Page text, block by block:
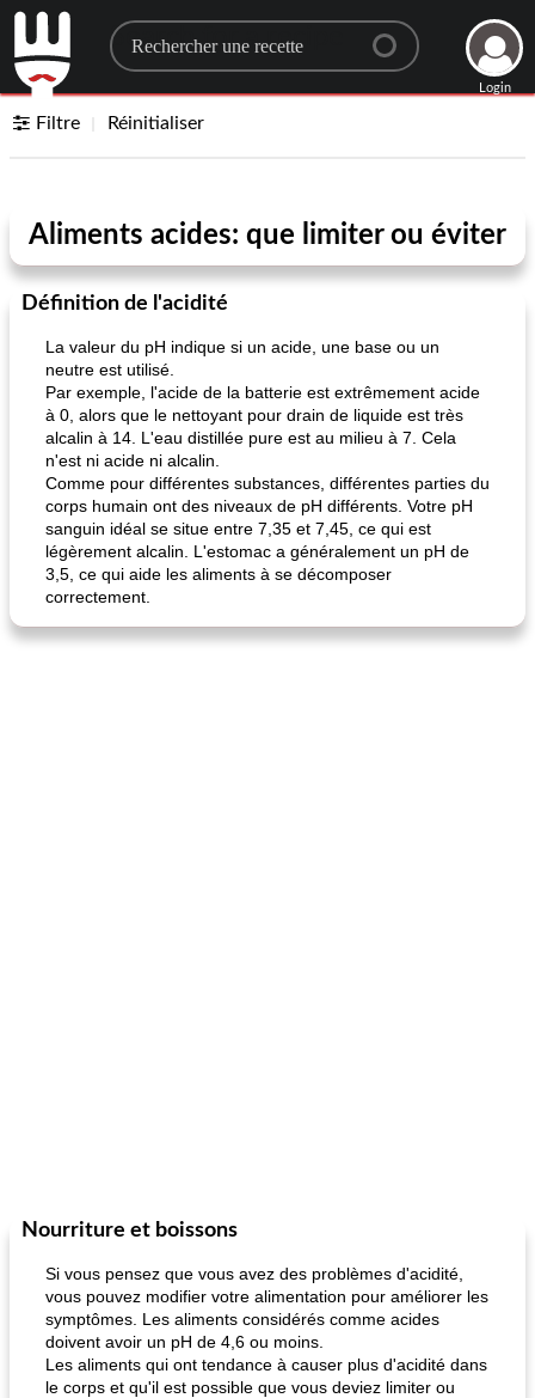
Search for a recipe
Login
Filtre Réinitialiser
Aliments acides: que limiter ou éviter
Définition de l'acidité
La valeur du pH indique si un acide, une base ou un
neutre est utilisé.
Par exemple, l'acide de la batterie est extrêmement acide
à 0, alors que le nettoyant pour drain de liquide est très
alcalin à 14. L'eau distillée pure est au milieu à 7. Cela
n'est ni acide ni alcalin.
Comme pour différentes substances, différentes parties du
corps humain ont des niveaux de pH différents. Votre pH
sanguin idéal se situe entre 7,35 et 7,45, ce qui est
légèrement alcalin. L'estomac a généralement un pH de
3,5, ce qui aide les aliments à se décomposer
correctement.
Nourriture et boissons
Si vous pensez que vous avez des problèmes d'acidité,
vous pouvez modifier votre alimentation pour améliorer les
symptômes. Les aliments considérés comme acides
doivent avoir un pH de 4,6 ou moins.
Les aliments qui ont tendance à causer plus d'acidité dans
le corps et qu'il est possible que vous deviez limiter ou